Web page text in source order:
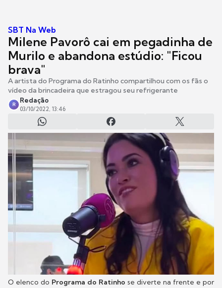
SBT Na Web
Milene Pavorô cai em pegadinha de
Murilo e abandona estúdio: "Ficou
brava"
A artista do Programa do Ratinho compartilhou com os fãs o
vídeo da brincadeira que estragou seu refrigerante
R
Redação
03/10/2022, 13:46
O elenco do Programa do Ratinho se diverte na frente e por